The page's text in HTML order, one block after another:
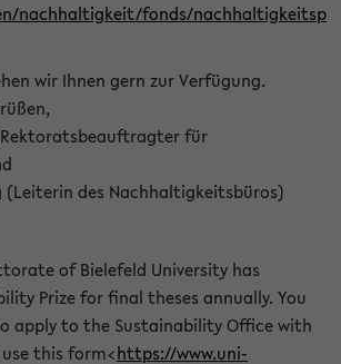
nachhaltigkeit/fonds/nachhaltigkeitsp
wir Ihnen gern zur Verfügung.
für
(Leiterin des Nachhaltigkeitsbüros)
of Bielefeld University has
Prize for final theses annually. You
apply to the Sustainability Office with
this form<https://www.uni-